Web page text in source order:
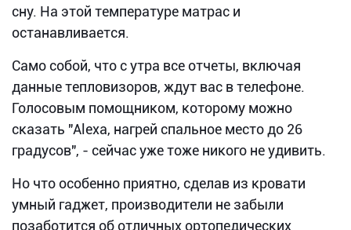
сну. На этой температуре матрас и
останавливается.
Само собой, что с утра все отчеты, включая
данные тепловизоров, ждут вас в телефоне.
Голосовым помощником, которому можно
сказать "Alexa, нагрей спальное место до 26
градусов", - сейчас уже тоже никого не удивить.
Но что особенно приятно, сделав из кровати
умный гаджет, производители не забыли
позаботится об отличных ортопедических